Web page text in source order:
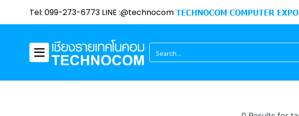
Tel: 099-273-6773 LINE :@technocom TECHNOCOM COMPUTER EXPO